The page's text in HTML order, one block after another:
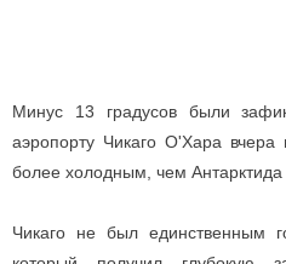
Минус 13 градусов были
аэропорту Чикаго О'Хара вчера
более холодным, чем
Чикаго не был единственным